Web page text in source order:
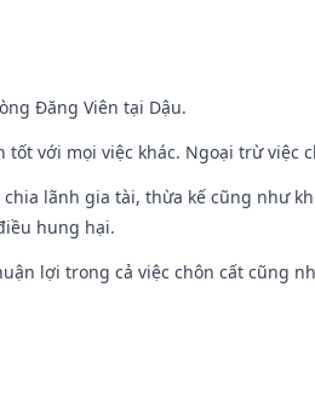
Đăng Viên tại Dậu.
tốt với mọi việc khác. Ngoại trừ việc
lãnh gia tài, thừa kế cũng như
hung hại.
lợi trong cả việc chôn cất cũng